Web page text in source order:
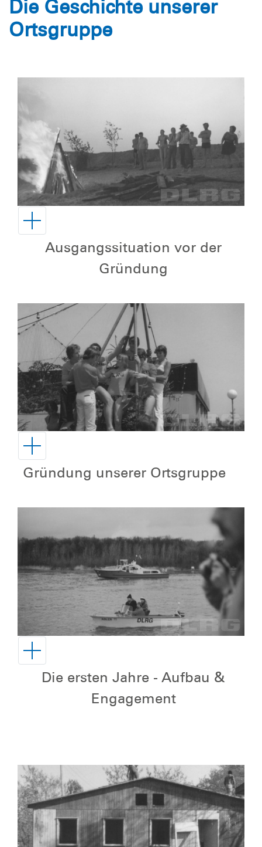
Die Geschichte unserer
Ortsgruppe
Ausgangssituation vor der
Gründung
Gründung unserer Ortsgruppe
Die ersten Jahre - Aufbau &
Engagement